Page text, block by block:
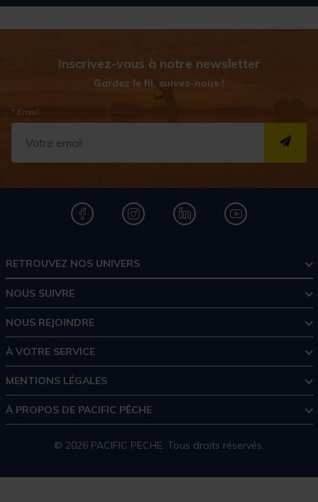
Inscrivez-vous à notre newsletter
Gardez le fil, suivez-nous !
* Email
RETROUVEZ NOS UNIVERS
NOUS SUIVRE
NOUS REJOINDRE
À VOTRE SERVICE
MENTIONS LÉGALES
À PROPOS DE PACIFIC PÊCHE
© 2026 PACIFIC PECHE. Tous droits réservés.